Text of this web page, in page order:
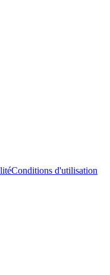
Conditions d'utilisation